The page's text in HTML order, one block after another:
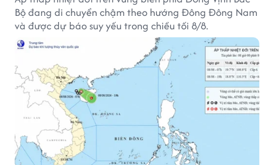
Bộ đang di chuyển chậm theo hướng Đông Đông Nam
và được dự báo suy yếu trong chiều tối 8/8.